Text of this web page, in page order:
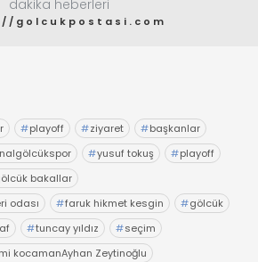
dakika heberleri
golcukpostasi.com
#playoff #ziyaret #başkanlar
#yusuf tokuş #playoff
bakallar
odası #faruk hikmet kesgin #gölcük
#tuncay yıldız #seçim
kocamanAyhan Zeytinoğlu